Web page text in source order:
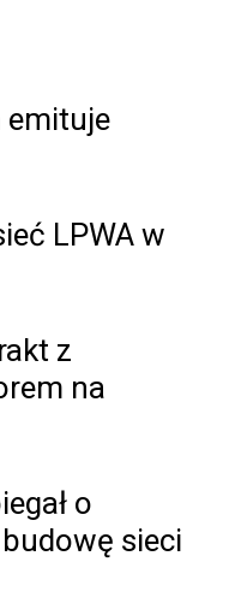
emituje
LPWA w
z
na
o
sieci